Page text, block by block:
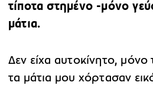
τίποτα στημένο -μόνο
μάτια.
Δεν είχα αυτοκίνητο,
τα μάτια μου χόρτασαν